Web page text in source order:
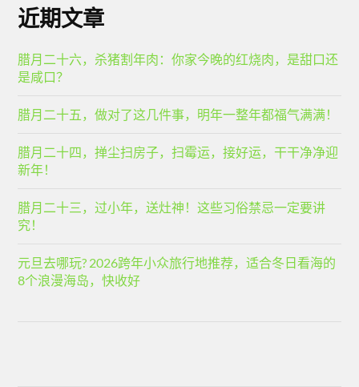
近期文章
腊月二十六，杀猪割年肉：你家今晚的红烧肉，是甜口还
是咸口？
腊月二十五，做对了这几件事，明年一整年都福气满满！
腊月二十四，掸尘扫房子，扫霉运，接好运，干干净净迎
新年！
腊月二十三，过小年，送灶神！这些习俗禁忌一定要讲
究！
元旦去哪玩? 2026跨年小众旅行地推荐，适合冬日看海的
8个浪漫海岛，快收好